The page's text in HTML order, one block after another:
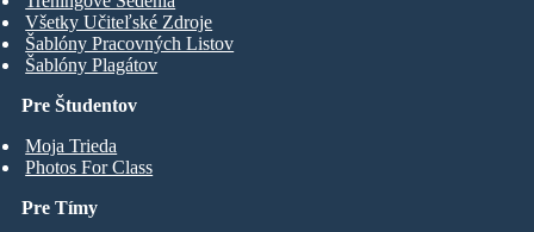
Pre Študentov
Moja Trieda
Photos For Class
Všetky Učiteľské Zdroje
Šablóny Pracovných Listov
Šablóny Plagátov
Pre Tímy